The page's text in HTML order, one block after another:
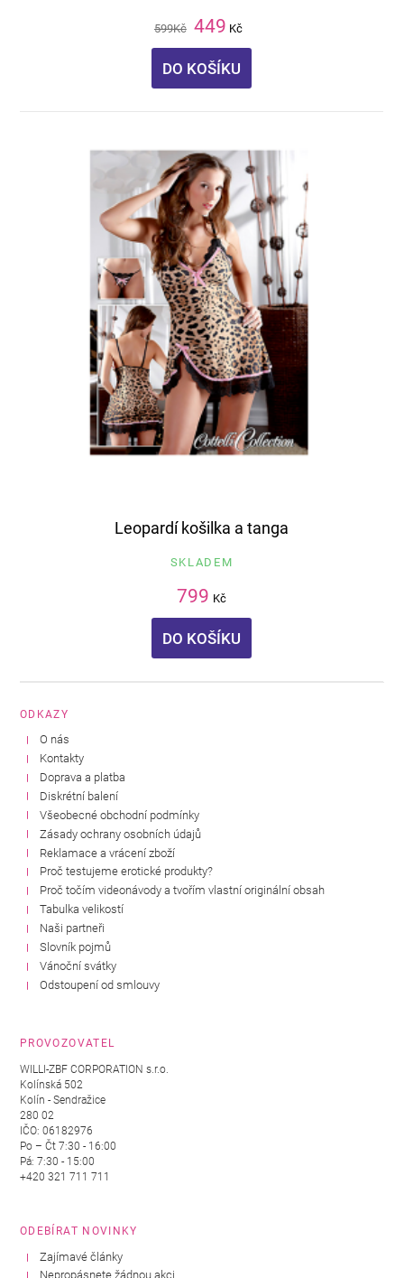
599Kč 449 Kč
DO KOŠÍKU
Leopardí košilka a tanga
SKLADEM
799 Kč
DO KOŠÍKU
ODKAZY
O nás
Kontakty
Doprava a platba
Diskrétní balení
Všeobecné obchodní podmínky
Zásady ochrany osobních údajů
Reklamace a vrácení zboží
Proč testujeme erotické produkty?
Proč točím videonávody a tvořím vlastní originální obsah
Tabulka velikostí
Naši partneři
Slovník pojmů
Vánoční svátky
Odstoupení od smlouvy
PROVOZOVATEL
WILLI-ZBF CORPORATION s.r.o.
Kolínská 502
Kolín - Sendražice
280 02
IČO: 06182976
Po – Čt 7:30 - 16:00
Pá: 7:30 - 15:00
+420 321 711 711
ODEBÍRAT NOVINKY
Zajímavé články
Nepropásnete žádnou akci